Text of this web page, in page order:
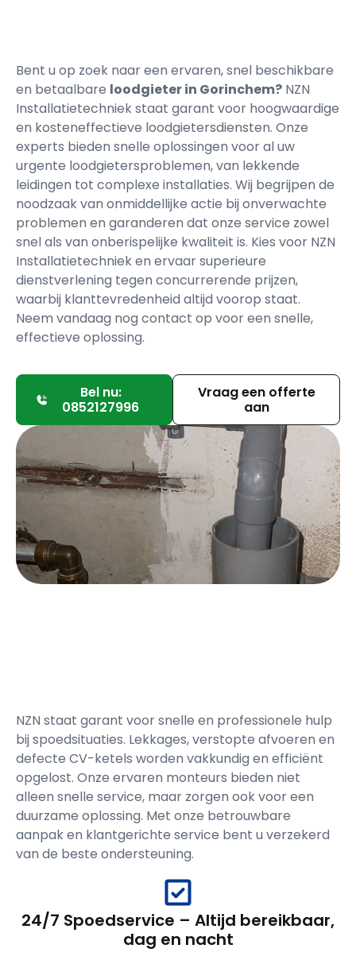
Bent u op zoek naar een ervaren, snel beschikbare
en betaalbare loodgieter in Gorinchem? NZN
Installatietechniek staat garant voor hoogwaardige
en kosteneffectieve loodgietersdiensten. Onze
experts bieden snelle oplossingen voor al uw
urgente loodgietersproblemen, van lekkende
leidingen tot complexe installaties. Wij begrijpen de
noodzaak van onmiddellijke actie bij onverwachte
problemen en garanderen dat onze service zowel
snel als van onberispelijke kwaliteit is. Kies voor NZN
Installatietechniek en ervaar superieure
dienstverlening tegen concurrerende prijzen,
waarbij klanttevredenheid altijd voorop staat.
Neem vandaag nog contact op voor een snelle,
effectieve oplossing.
Bel nu:
0852127996
Vraag een offerte
aan
NZN staat garant voor snelle en professionele hulp
bij spoedsituaties. Lekkages, verstopte afvoeren en
defecte CV-ketels worden vakkundig en efficiënt
opgelost. Onze ervaren monteurs bieden niet
alleen snelle service, maar zorgen ook voor een
duurzame oplossing. Met onze betrouwbare
aanpak en klantgerichte service bent u verzekerd
van de beste ondersteuning.
24/7 Spoedservice – Altijd bereikbaar,
dag en nacht